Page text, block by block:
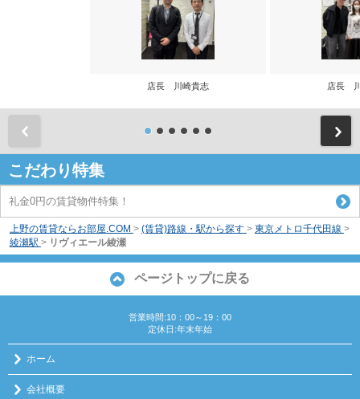
店長 川崎貴志 店長
こだわり特集
礼金0円の賃貸物件特集！
上野の賃貸ならお部屋.COM > (賃貸)路線・駅から探す > 東京メトロ千代田線 >
綾瀬駅 > リヴィエール綾瀬
ページトップに戻る
営業時間:10：00～19：00
定休日:年末年始
ホーム
会社概要